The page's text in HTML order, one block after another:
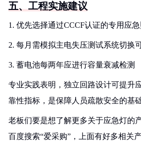
五、工程实施建议
1. 优先选择通过CCCF认证的专用应
2. 每月需模拟主电失压测试系统切换
3. 蓄电池每两年应进行容量衰减检测
专业实践表明，独立回路设计可提升
靠性指标，是保障人员疏散安全的基
老板们要是想了解更多关于应急灯的
百度搜索“爱采购”，上面有好多相关